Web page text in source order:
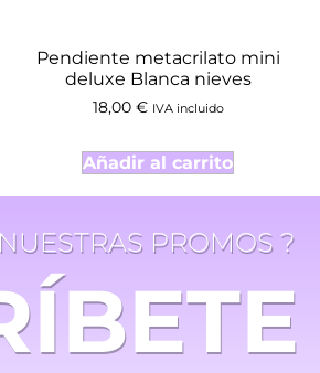
Pendiente metacrilato mini
deluxe Blanca nieves
18,00 € IVA incluido
Añadir al carrito
PROMOS ?